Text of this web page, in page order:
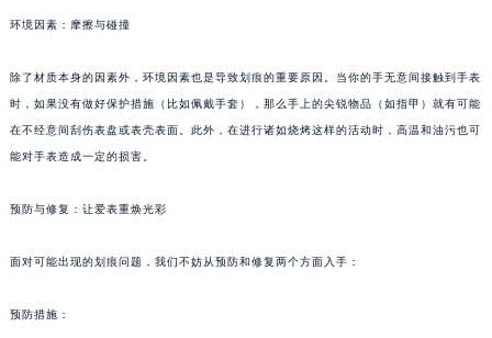
环境因素：摩擦与碰撞
除了材质本身的因素外，环境因素也是导致划痕的重要原因。当你的手无意间接触到手表
时，如果没有做好保护措施（比如佩戴手套），那么手上的尖锐物品（如指甲）就有可能
在不经意间刮伤表盘或表壳表面。此外，在进行诸如烧烤这样的活动时，高温和油污也可
能对手表造成一定的损害。
预防与修复：让爱表重焕光彩
面对可能出现的划痕问题，我们不妨从预防和修复两个方面入手：
预防措施：